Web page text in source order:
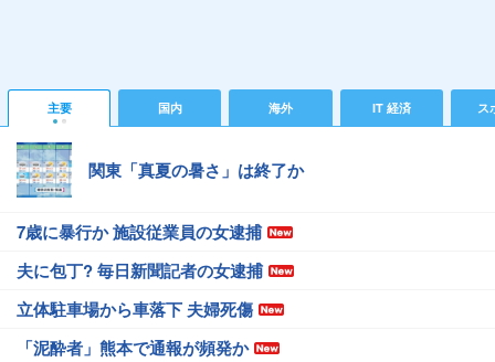
主要 国内 海外 IT 経済 ス
関東「真夏の暑さ」は終了か
7歳に暴行か 施設従業員の女逮捕
夫に包丁? 毎日新聞記者の女逮捕
立体駐車場から車落下 夫婦死傷
「泥酔者」熊本で通報が頻発か